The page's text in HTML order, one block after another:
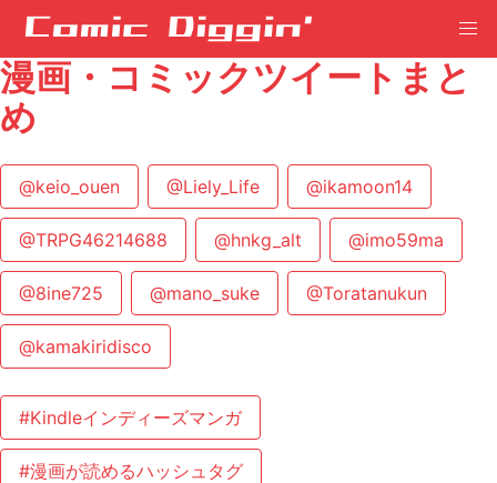
漫画・コミックツイートまと
め
@keio_ouen @Liely_Life @ikamoon14
@TRPG46214688 @hnkg_alt @imo59ma
@8ine725 @mano_suke @Toratanukun
@kamakiridisco
#Kindleインディーズマンガ
#漫画が読めるハッシュタグ